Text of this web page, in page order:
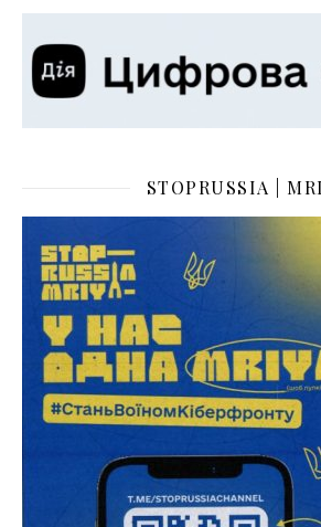
STOPRUSSIA |